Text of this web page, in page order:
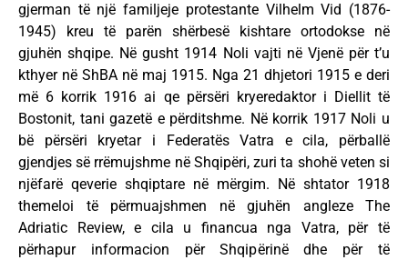
gjerman të një familjeje protestante Vilhelm Vid (1876-
1945) kreu të parën shërbesë kishtare ortodokse në
gjuhën shqipe. Në gusht 1914 Noli vajti në Vjenë për t’u
kthyer në ShBA në maj 1915. Nga 21 dhjetori 1915 e deri
më 6 korrik 1916 ai qe përsëri kryeredaktor i Diellit të
Bostonit, tani gazetë e përditshme. Në korrik 1917 Noli u
bë përsëri kryetar i Federatës Vatra e cila, përballë
gjendjes së rrëmujshme në Shqipëri, zuri ta shohë veten si
njëfarë qeverie shqiptare në mërgim. Në shtator 1918
themeloi të përmuajshmen në gjuhën angleze The
Adriatic Review, e cila u financua nga Vatra, për të
përhapur informacion për Shqipërinë dhe për të